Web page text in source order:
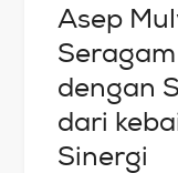
Asep
dengan
dari
Sinergi